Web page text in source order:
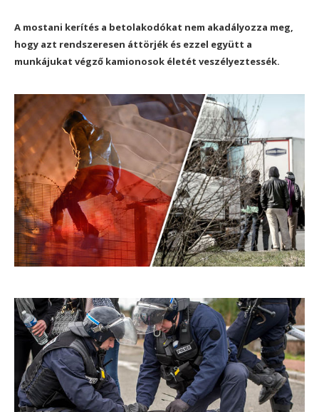
A mostani kerítés a betolakodókat nem akadályozza meg,
hogy azt rendszeresen áttörjék és ezzel együtt a
munkájukat végző kamionosok életét veszélyeztessék.